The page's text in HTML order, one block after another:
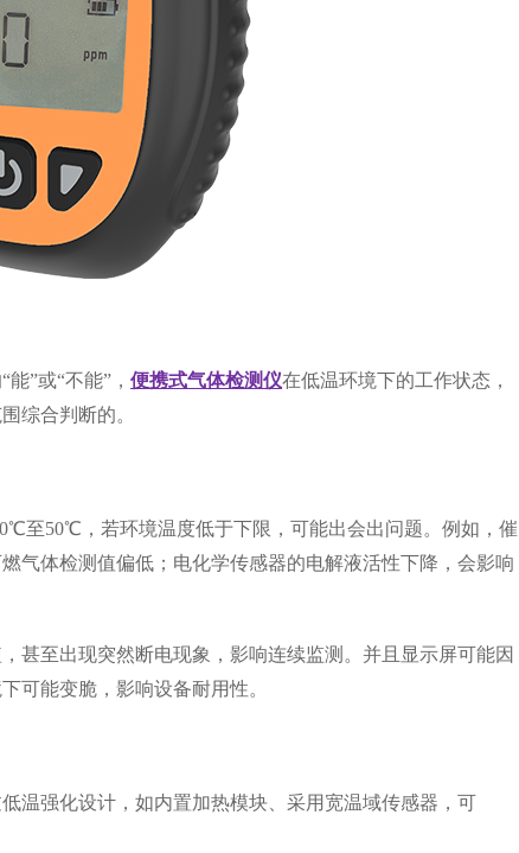
”或“不能”， 便携式气体检测仪在低温环境下的工作状态，
综合判断的。
50℃，若环境温度低于下限，可能出会出问题。例如，催
气体检测值偏低；电化学传感器的电解液活性下降，会影响
至出现突然断电现象，影响连续监测。并且显示屏可能因
可能变脆，影响设备耐用性。
强化设计，如内置加热模块、采用宽温域传感器，可